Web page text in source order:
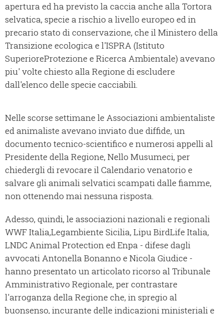
apertura ed ha previsto la caccia anche alla Tortora
selvatica, specie a rischio a livello europeo ed in
precario stato di conservazione, che il Ministero della
Transizione ecologica e l'ISPRA (Istituto
SuperioreProtezione e Ricerca Ambientale) avevano
piu' volte chiesto alla Regione di escludere
dall'elenco delle specie cacciabili.
Nelle scorse settimane le Associazioni ambientaliste
ed animaliste avevano inviato due diffide, un
documento tecnico-scientifico e numerosi appelli al
Presidente della Regione, Nello Musumeci, per
chiedergli di revocare il Calendario venatorio e
salvare gli animali selvatici scampati dalle fiamme,
non ottenendo mai nessuna risposta.
Adesso, quindi, le associazioni nazionali e regionali
WWF Italia,Legambiente Sicilia, Lipu BirdLife Italia,
LNDC Animal Protection ed Enpa - difese dagli
avvocati Antonella Bonanno e Nicola Giudice -
hanno presentato un articolato ricorso al Tribunale
Amministrativo Regionale, per contrastare
l'arroganza della Regione che, in spregio al
buonsenso, incurante delle indicazioni ministeriali e